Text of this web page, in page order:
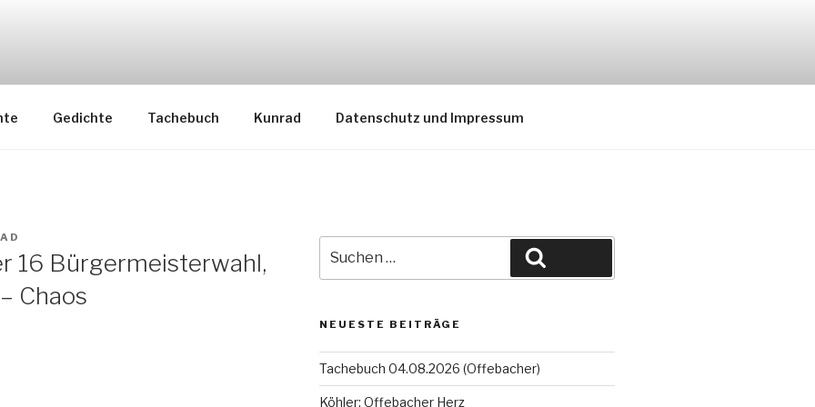
Gedichte Tachebuch Kunrad Datenschutz und Impressum
16 Bürgermeisterwahl,
Chaos
nach:
NEUESTE BEITRÄGE
Tachebuch 04.08.2026 (Offebacher)
Köhler: Offebacher Herz